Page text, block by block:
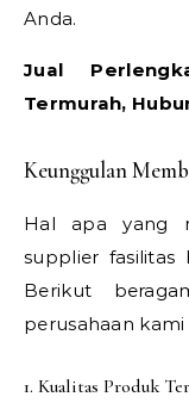
Anda.
Jual
Termurah,
Keunggulan
Hal apa yang
supplier fasilitas
Berikut
perusahaan kami
1. Kualitas Produk